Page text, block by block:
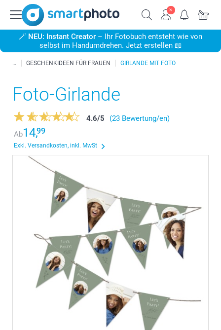
🪄 NEU: Instant Creator – Ihr Fotobuch entsteht wie von
selbst im Handumdrehen. Jetzt erstellen 📖
GESCHENKIDEEN FÜR FRAUEN GIRLANDE MIT FOTO
Foto-Girlande
4.6/5
(23 Bewertung/en)
Ab14,99
Exkl. Versandkosten, inkl. MwSt